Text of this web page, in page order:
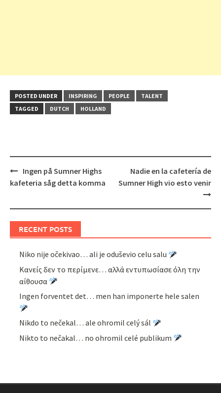
POSTED UNDER INSPIRING PEOPLE
TALENT
TAGGED
DUTCH HOLLAND
Post
navigation
Ingen på Sumner Highs
kafeteria såg detta komma
Nadie en la cafetería de
Sumner High vio esto venir
RECENT POSTS
Niko nije očekivao… ali je oduševio celu salu
Κανείς δεν το περίμενε… αλλά εντυπωσίασε όλη την
αίθουσα
Ingen forventet det… men han imponerte hele salen
Nikdo to nečekal… ale ohromil celý sál
Nikto to nečakal… no ohromil celé publikum